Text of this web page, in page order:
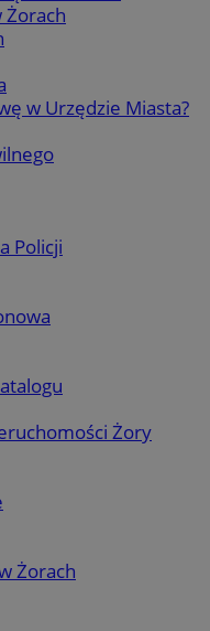
Żorach
w Urzędzie Miasta?
Policji
Żory
Żorach